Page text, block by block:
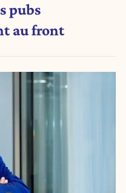
pubs
au front